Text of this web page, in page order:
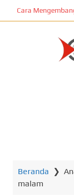
Cara
Beranda ❯
malam